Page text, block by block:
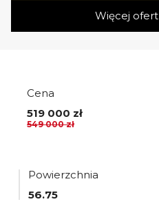
Więcej ofert
Cena
519 000 zł
549 000 zł
Powierzchnia
56.75